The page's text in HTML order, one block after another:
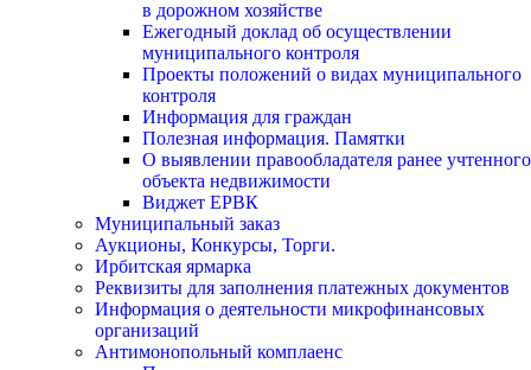
в дорожном хозяйстве
Ежегодный доклад об осуществлении
муниципального контроля
Проекты положений о видах муниципального
контроля
Информация для граждан
Полезная информация. Памятки
О выявлении правообладателя ранее учтенного
объекта недвижимости
Виджет ЕРВК
Муниципальный заказ
Аукционы, Конкурсы, Торги.
Ирбитская ярмарка
Реквизиты для заполнения платежных документов
Информация о деятельности микрофинансовых
организаций
Антимонопольный комплаенс